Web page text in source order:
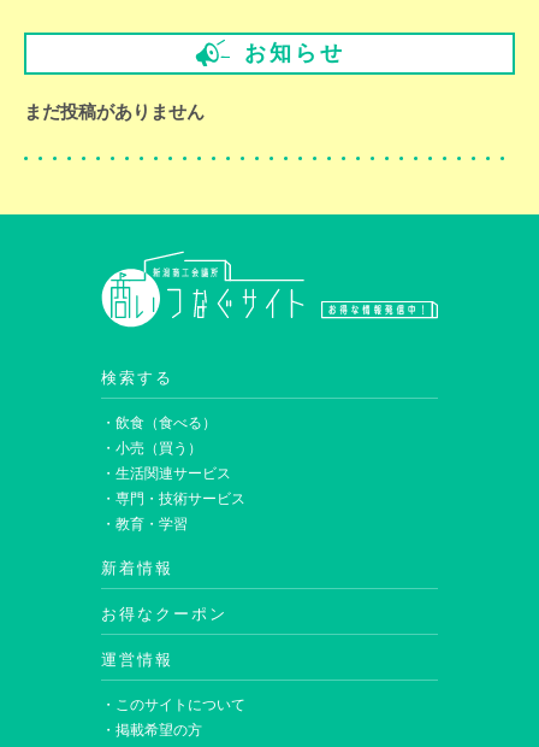
お知らせ
まだ投稿がありません
検索する
・飲食（食べる）
・小売（買う）
・生活関連サービス
・専門・技術サービス
・教育・学習
新着情報
お得なクーポン
運営情報
・このサイトについて
・掲載希望の方